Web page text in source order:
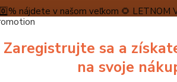
nájdete v našom veľkom 🌻
máme teraz pripravené špeciálne
A PLATBA RECENZIE
Zaregistrujte sa a
na svoje